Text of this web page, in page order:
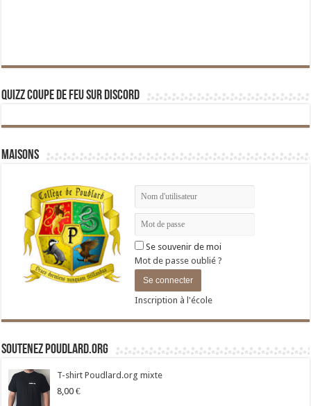
Quizz Coupe de Feu sur Discord
Maisons
Se souvenir de moi
Mot de passe oublié ?
Inscription à l'école
Soutenez Poudlard.org
T-shirt Poudlard.org mixte
8,00 €